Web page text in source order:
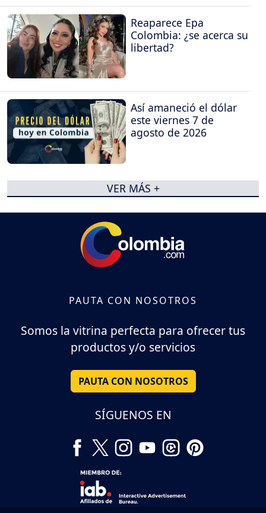
Reaparece Epa
Colombia: ¿se acerca su
libertad?
Así amaneció el dólar
este viernes 7 de
agosto de 2026
VER MÁS +
PAUTA CON NOSOTROS
Somos la vitrina perfecta para ofrecer tus
productos y/o servicios
PAUTA CON NOSOTROS
SÍGUENOS EN